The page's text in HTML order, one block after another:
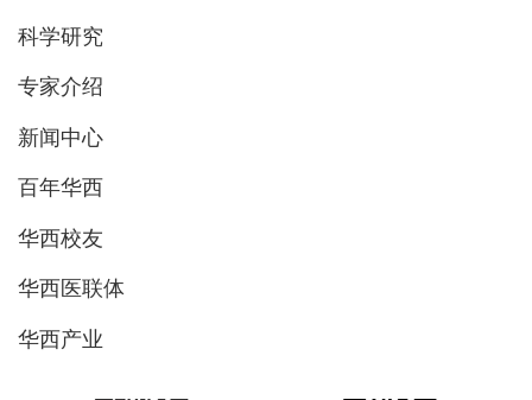
科学研究
专家介绍
新闻中心
百年华西
华西校友
华西医联体
华西产业